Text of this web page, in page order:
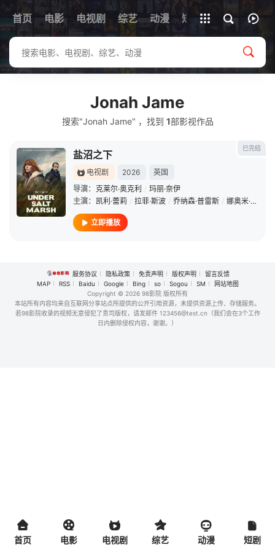
首页 电影 电视剧 综艺 动漫 短剧
全部影片
Jonah Jame
搜索"Jonah Jame" ，找到 1部影视作品
已完结
盐沼之下
电视剧 2026
英国
导演： 克莱尔·奥克利 / 玛丽·奈伊
主演： 凯利·蕾莉 / 拉菲·斯波 / 乔纳森·普雷斯 / 娜奥米·杨
立即播放
服务协议 隐私政策 免责声明 版权声明
留言反馈
MAP
RSS Baidu Google Bing so Sogou SM
网站地图
Copyright © 2026 98影院 版权所有
本站所有内容均来自互联网分享站点所提供的公开引用资源，未提供资源上传、存储服务。
若98影院收录的视频无意侵犯了贵司版权，请发邮件 123456@test.cn（我们会在3个工作
日内删除侵权内容，谢谢。）
首页 电影 电视剧 综艺 动漫 短剧